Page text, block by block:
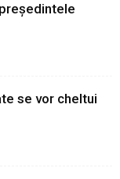
se vor cheltui